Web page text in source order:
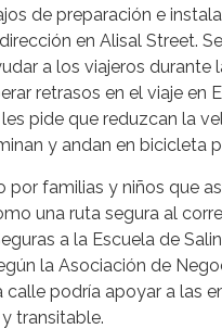
de preparación e
en Alisal Street.
a los viajeros durante
retrasos en el viaje en
pide que reduzcan la
y andan en bicicleta
por familias y niños que
una ruta segura al
a la Escuela de
la Asociación de
podría apoyar a las
transitable.